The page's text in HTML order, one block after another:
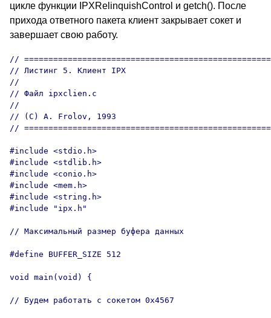
цикле функции IPXRelinquishControl и getch(). После
прихода ответного пакета клиент закрывает сокет и
завершает свою работу.
// ===================================================
// Листинг 5. Клиент IPX
//
// Файл ipxclien.c
//
// (C) A. Frolov, 1993
// ===================================================
#include <stdio.h>
#include <stdlib.h>
#include <conio.h>
#include <mem.h>
#include <string.h>
#include "ipx.h"
// Максимальный размер буфера данных
#define BUFFER_SIZE 512
void main(void) {
// Будем работать с сокетом 0x4567